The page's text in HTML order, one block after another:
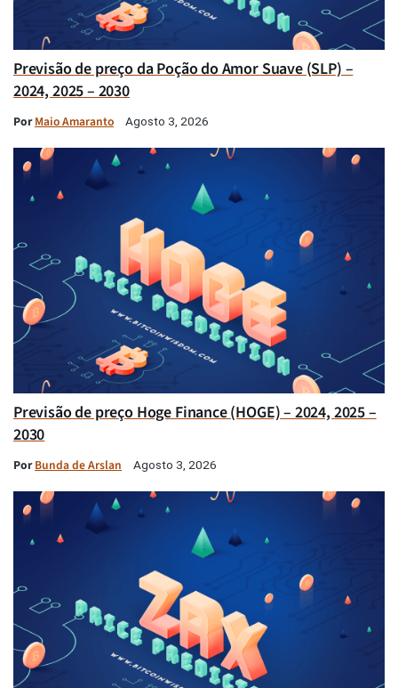
Previsão de preço da Poção do Amor Suave (SLP) –
2024, 2025 – 2030
PorMaio Amaranto Agosto 3, 2026
Previsão de preço Hoge Finance (HOGE) – 2024, 2025 –
2030
PorBunda de Arslan Agosto 3, 2026